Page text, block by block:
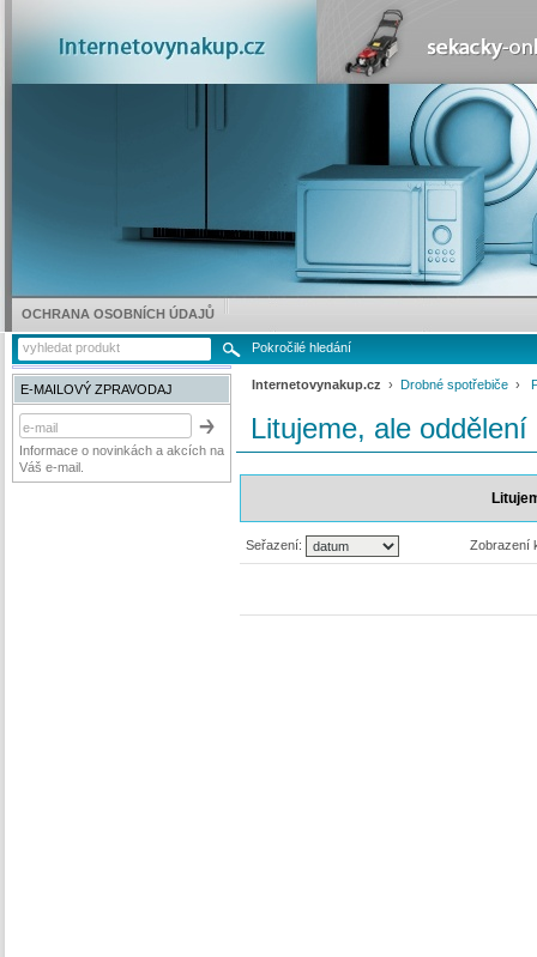
Internetovynakup.cz › Drobné spotřebiče ›
Litujeme, ale oddělení
Seřazení: Zobrazení
E-MAILOVÝ ZPRAVODAJ
Informace o novinkách a akcích na
Váš e-mail.
Pokročilé hledání
OCHRANA OSOBNÍCH ÚDAJŮ